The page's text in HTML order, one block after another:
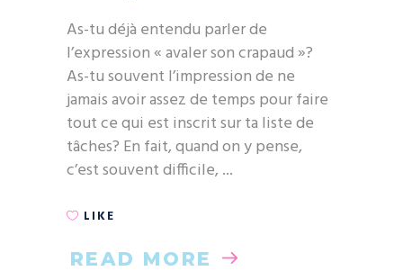
As-tu déjà entendu parler de
l’expression « avaler son crapaud »?
As-tu souvent l’impression de ne
jamais avoir assez de temps pour faire
tout ce qui est inscrit sur ta liste de
tâches? En fait, quand on y pense,
c’est souvent difficile,
LIKE
READ MORE